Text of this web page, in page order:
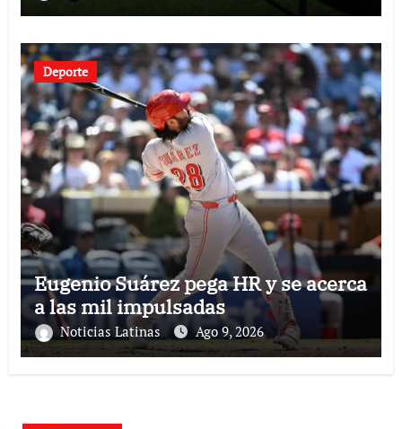
Deporte
Eugenio Suárez pega HR y se acerca
a las mil impulsadas
Noticias Latinas Ago 9, 2026